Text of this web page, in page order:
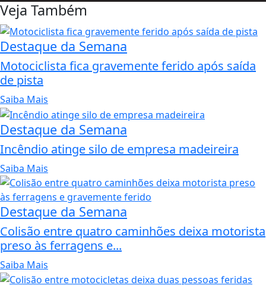
Veja Também
Destaque da Semana
Motociclista fica gravemente ferido após saída
de pista
Saiba Mais
Destaque da Semana
Incêndio atinge silo de empresa madeireira
Saiba Mais
Destaque da Semana
Colisão entre quatro caminhões deixa motorista
preso às ferragens e...
Saiba Mais